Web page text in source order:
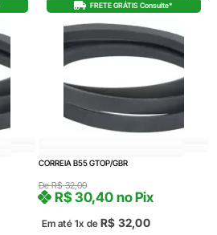
FRETE GRÁTIS Consulte*
CORREIA B55 GTOP/GBR
DeR$32,00
Em até 1x de R$ 32,00
R$30,40 no Pix